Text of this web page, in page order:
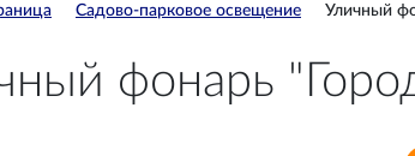
Садово-парковое освещение Уличный
фонарь